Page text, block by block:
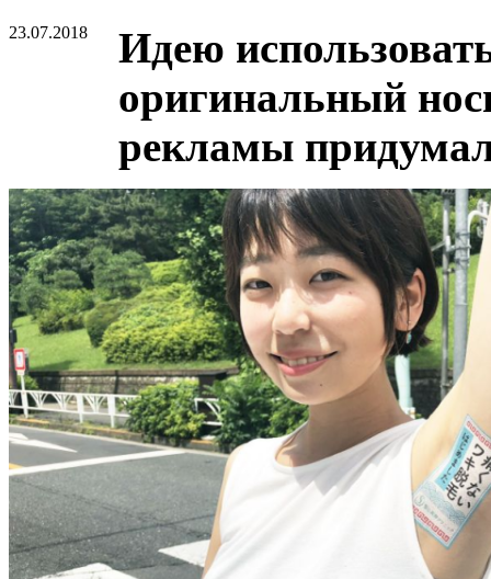
23.07.2018
Идею
оригинальный
рекламы